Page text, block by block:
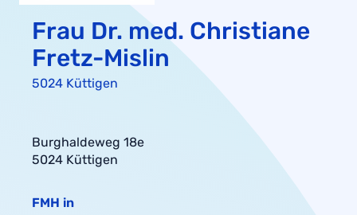
Frau Dr. med. Christiane
Fretz-Mislin
5024 Küttigen
Burghaldeweg 18e
5024 Küttigen
FMH in